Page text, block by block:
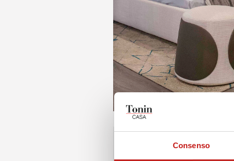
Consenso